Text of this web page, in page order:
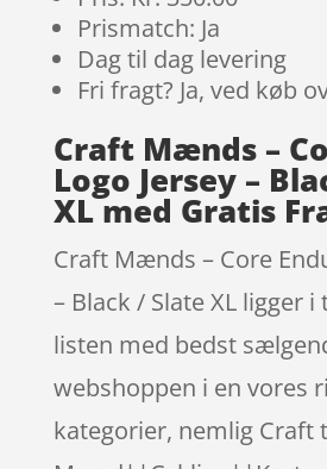
Prismatch: Ja
Dag til dag levering
Fri fragt? Ja, ved køb
Craft Mænds –
Logo Jersey –
XL med Gratis
Craft Mænds – Core
– Black / Slate XL ligger
listen med bedst
webshoppen i en vores
kategorier, nemlig Craft